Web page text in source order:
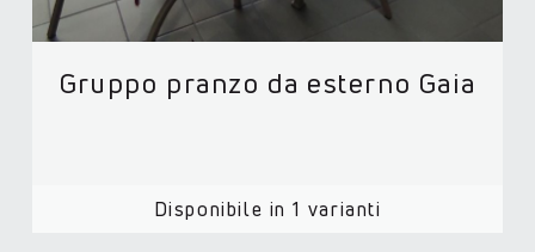
Gruppo pranzo da esterno Gaia
Disponibile in 1 varianti